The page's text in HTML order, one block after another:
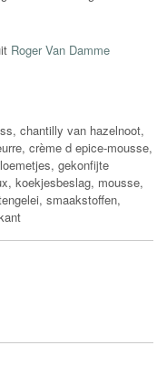
Roger Van Damme
chantilly van hazelnoot,
crème d epice-mousse,
gekonfijte
koekjesbeslag, mousse,
smaakstoffen,